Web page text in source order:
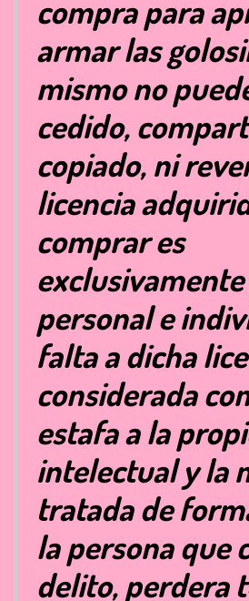
compra para
armar las
mismo no
cedido,
copiado, ni
licencia
comprar es
personal e
falta a dicha
considerada
estafa a la
intelectual y la
tratada de
la persona que
delito, perdera